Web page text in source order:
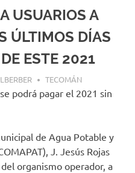
USUARIOS A
ÚLTIMOS DÍAS
ESTE 2021
TECOMÁN
podrá pagar el 2021 sin
de Agua Potable y
J. Jesús Rojas
organismo operador, a